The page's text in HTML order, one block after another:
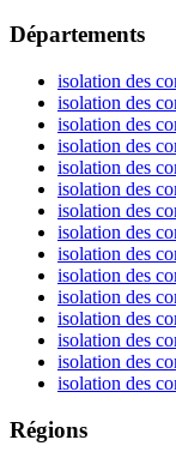
Départements
isolation des
isolation des
isolation des
isolation des
isolation des
isolation des
isolation des
isolation des
isolation des
isolation des
isolation des
isolation des
isolation des
isolation des
isolation des
Régions